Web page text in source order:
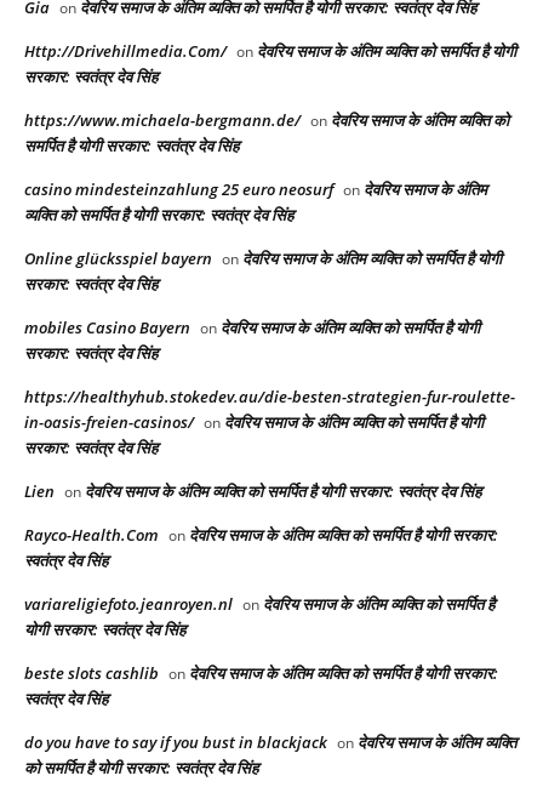
Gia on देवरिय समाज के अंतिम व्यक्ति को समर्पित है योगी सरकार: स्वतंत्र देव सिंह
Http://Drivehillmedia.Com/ on देवरिय समाज के अंतिम व्यक्ति को समर्पित है योगी
सरकार: स्वतंत्र देव सिंह
https://www.michaela-bergmann.de/ on देवरिय समाज के अंतिम व्यक्ति को
समर्पित है योगी सरकार: स्वतंत्र देव सिंह
casino mindesteinzahlung 25 euro neosurf on देवरिय समाज के अंतिम
व्यक्ति को समर्पित है योगी सरकार: स्वतंत्र देव सिंह
Online glücksspiel bayern on देवरिय समाज के अंतिम व्यक्ति को समर्पित है योगी
सरकार: स्वतंत्र देव सिंह
mobiles Casino Bayern on देवरिय समाज के अंतिम व्यक्ति को समर्पित है योगी
सरकार: स्वतंत्र देव सिंह
https://healthyhub.stokedev.au/die-besten-strategien-fur-roulette-
in-oasis-freien-casinos/ on देवरिय समाज के अंतिम व्यक्ति को समर्पित है योगी
सरकार: स्वतंत्र देव सिंह
Lien on देवरिय समाज के अंतिम व्यक्ति को समर्पित है योगी सरकार: स्वतंत्र देव सिंह
Rayco-Health.Com on देवरिय समाज के अंतिम व्यक्ति को समर्पित है योगी सरकार:
स्वतंत्र देव सिंह
variareligiefoto.jeanroyen.nl on देवरिय समाज के अंतिम व्यक्ति को समर्पित है
योगी सरकार: स्वतंत्र देव सिंह
beste slots cashlib on देवरिय समाज के अंतिम व्यक्ति को समर्पित है योगी सरकार:
स्वतंत्र देव सिंह
do you have to say if you bust in blackjack on देवरिय समाज के अंतिम व्यक्ति
को समर्पित है योगी सरकार: स्वतंत्र देव सिंह